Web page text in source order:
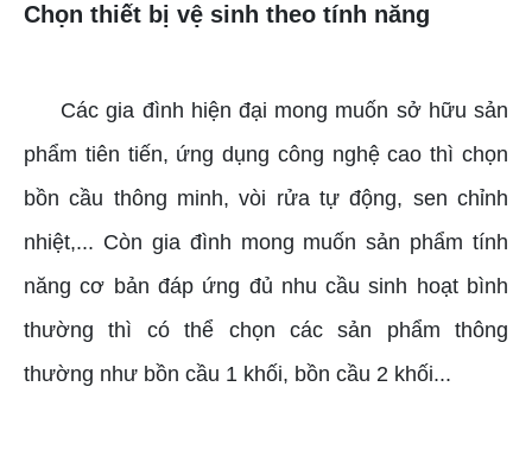
Chọn thiết bị vệ sinh theo tính năng
Các gia đình hiện đại mong muốn sở hữu sản
phẩm tiên tiến, ứng dụng công nghệ cao thì chọn
bồn cầu thông minh, vòi rửa tự động, sen chỉnh
nhiệt,... Còn gia đình mong muốn sản phẩm tính
năng cơ bản đáp ứng đủ nhu cầu sinh hoạt bình
thường thì có thể chọn các sản phẩm thông
thường như bồn cầu 1 khối, bồn cầu 2 khối...